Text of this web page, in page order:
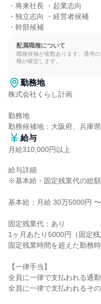
・将来社長 ・起業志向
・独立志向 ・経営者候補
・幹部候補
配属職種について
職種候補が複数あります。選考
種が確定します。
勤務地
株式会社くらし計画
勤務地
勤務候補地：大阪府、兵庫県
給与
月給310,000円以上
給与詳細
※基本給・固定残業代の総額
基本給：月給 30万5000円 〜
固定残業代：あり
1ヶ月あたり5000円（固定
固定残業時間を超えた勤務
【一律手当】
全員に一律で支払われる通
全員に一律で支払われるそ